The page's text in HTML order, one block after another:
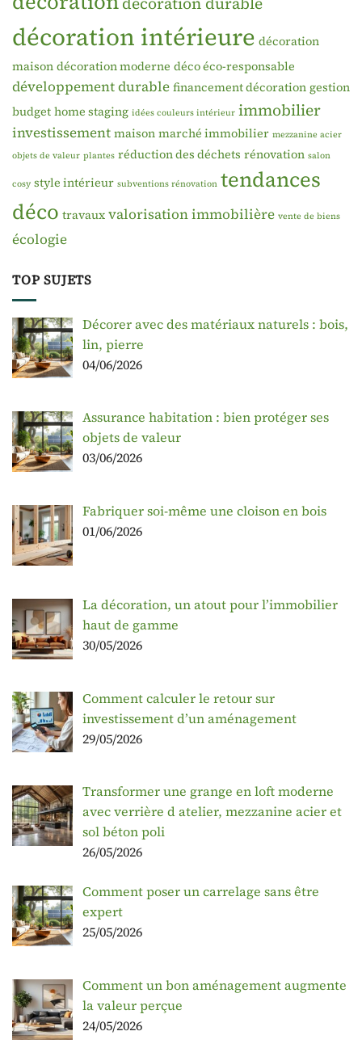
décoration intérieure décoration
maison décoration moderne déco éco-responsable
développement durable financement décoration gestion
budget home staging idées couleurs intérieur immobilier
investissement maison marché immobilier mezzanine acier
objets de valeur plantes réduction des déchets rénovation salon
cosy style intérieur subventions rénovation tendances
déco travaux valorisation immobilière vente de biens
écologie
TOP SUJETS
Décorer avec des matériaux naturels : bois,
lin, pierre
04/06/2026
Assurance habitation : bien protéger ses
objets de valeur
03/06/2026
Fabriquer soi-même une cloison en bois
01/06/2026
La décoration, un atout pour l’immobilier
haut de gamme
30/05/2026
Comment calculer le retour sur
investissement d’un aménagement
29/05/2026
Transformer une grange en loft moderne
avec verrière d atelier, mezzanine acier et
sol béton poli
26/05/2026
Comment poser un carrelage sans être
expert
25/05/2026
Comment un bon aménagement augmente
la valeur perçue
24/05/2026